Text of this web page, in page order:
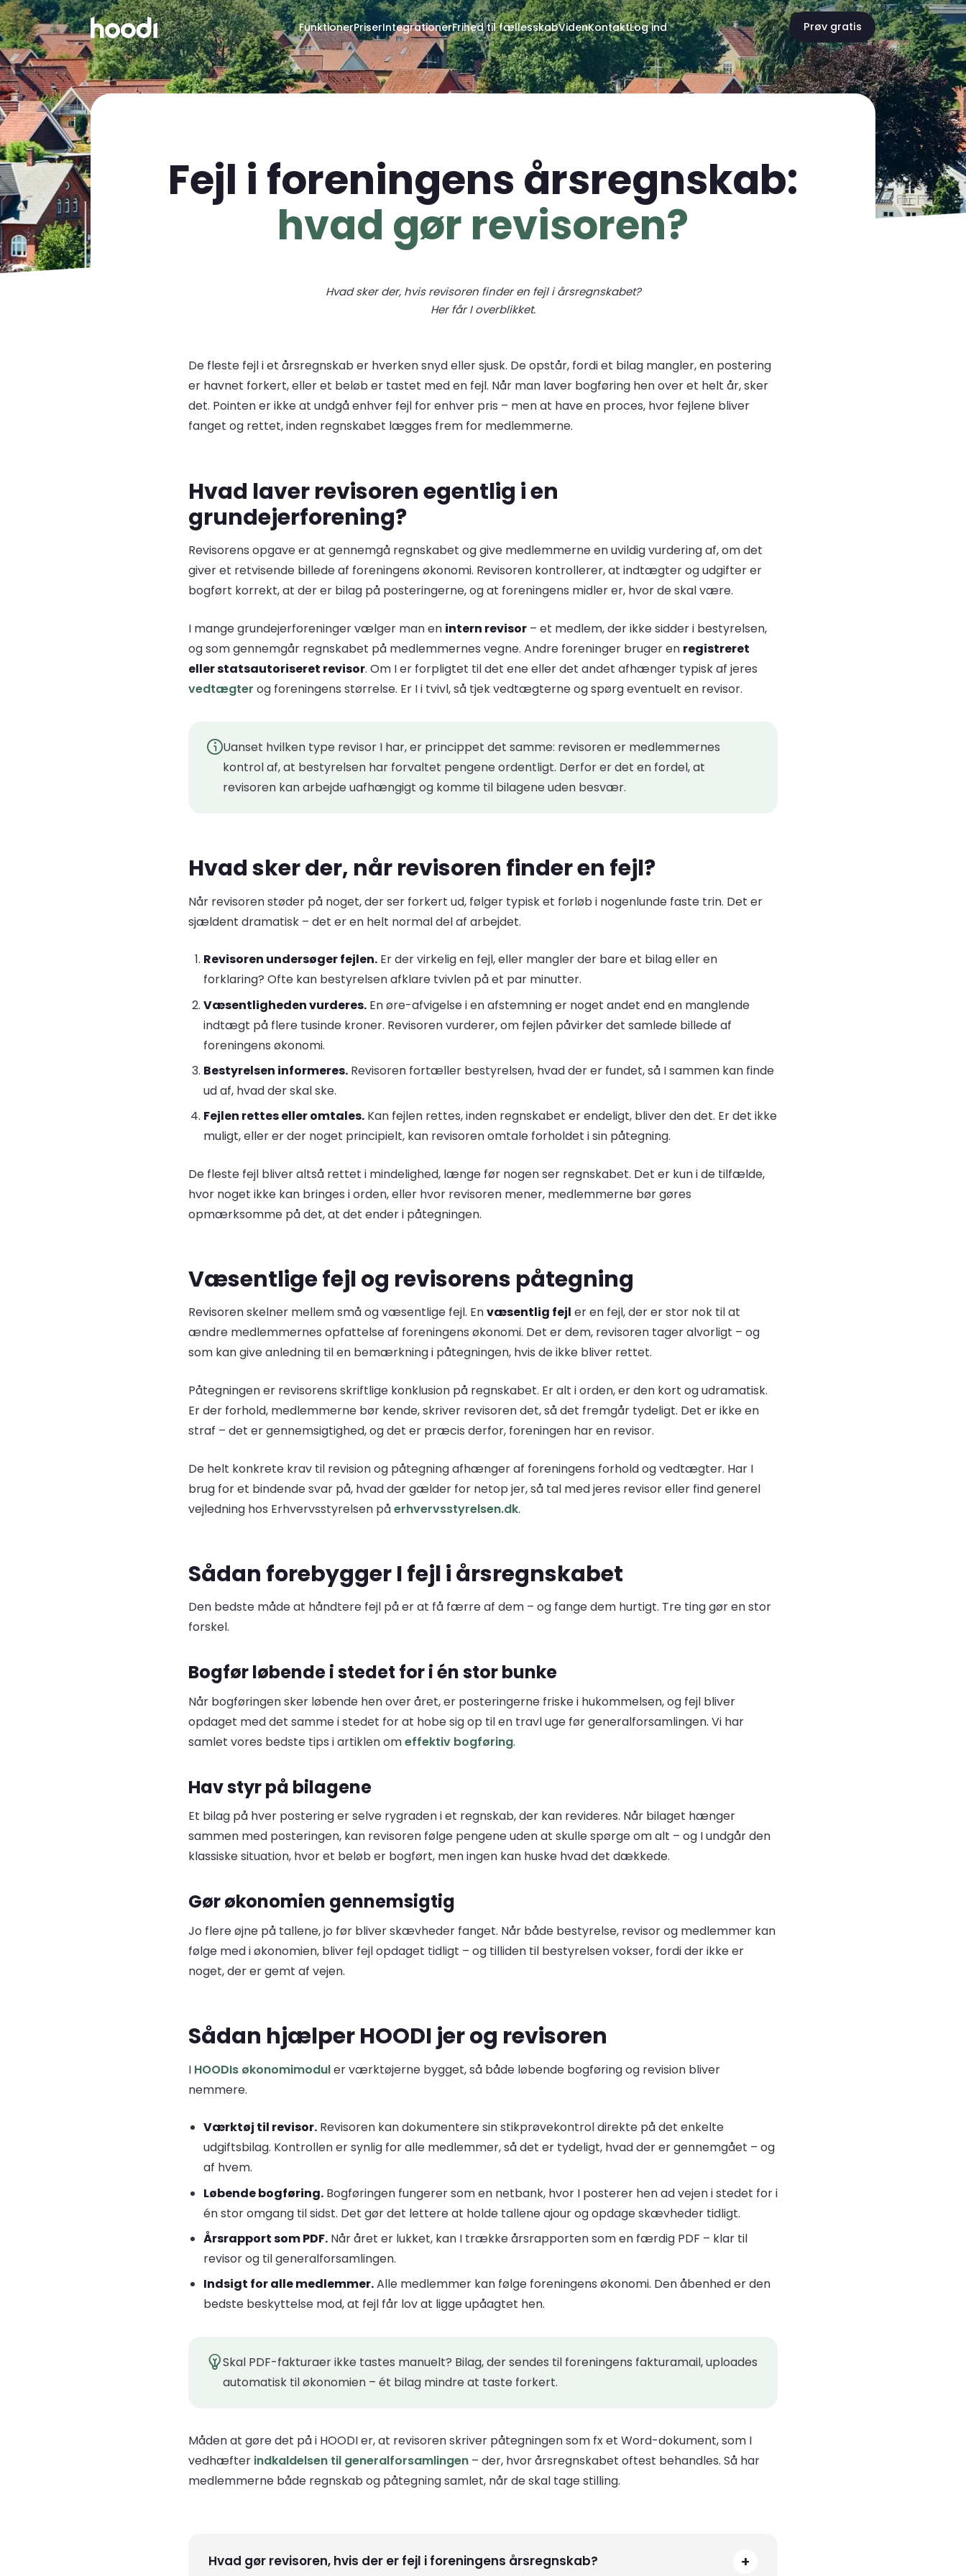
FunktionerPriserIntegrationerFrihed til fællesskabVidenKontaktLog ind Prøv gratis
Fejl i foreningens årsregnskab:
hvad gør revisoren?
Hvad sker der, hvis revisoren finder en fejl i årsregnskabet?
Her får I overblikket.
De fleste fejl i et årsregnskab er hverken snyd eller sjusk. De opstår, fordi et bilag mangler, en postering
er havnet forkert, eller et beløb er tastet med en fejl. Når man laver bogføring hen over et helt år, sker
det. Pointen er ikke at undgå enhver fejl for enhver pris – men at have en proces, hvor fejlene bliver
fanget og rettet, inden regnskabet lægges frem for medlemmerne.
Hvad laver revisoren egentlig i en
grundejerforening?
Revisorens opgave er at gennemgå regnskabet og give medlemmerne en uvildig vurdering af, om det
giver et retvisende billede af foreningens økonomi. Revisoren kontrollerer, at indtægter og udgifter er
bogført korrekt, at der er bilag på posteringerne, og at foreningens midler er, hvor de skal være.
I mange grundejerforeninger vælger man en intern revisor – et medlem, der ikke sidder i bestyrelsen,
og som gennemgår regnskabet på medlemmernes vegne. Andre foreninger bruger en registreret
eller statsautoriseret revisor. Om I er forpligtet til det ene eller det andet afhænger typisk af jeres
vedtægter og foreningens størrelse. Er I i tvivl, så tjek vedtægterne og spørg eventuelt en revisor.
Uanset hvilken type revisor I har, er princippet det samme: revisoren er medlemmernes
kontrol af, at bestyrelsen har forvaltet pengene ordentligt. Derfor er det en fordel, at
revisoren kan arbejde uafhængigt og komme til bilagene uden besvær.
Hvad sker der, når revisoren finder en fejl?
Når revisoren støder på noget, der ser forkert ud, følger typisk et forløb i nogenlunde faste trin. Det er
sjældent dramatisk – det er en helt normal del af arbejdet.
Revisoren undersøger fejlen.Er der virkelig en fejl, eller mangler der bare et bilag eller en
forklaring? Ofte kan bestyrelsen afklare tvivlen på et par minutter.
Væsentligheden vurderes.En øre-afvigelse i en afstemning er noget andet end en manglende
indtægt på flere tusinde kroner. Revisoren vurderer, om fejlen påvirker det samlede billede af
foreningens økonomi.
Bestyrelsen informeres.Revisoren fortæller bestyrelsen, hvad der er fundet, så I sammen kan finde
ud af, hvad der skal ske.
Fejlen rettes eller omtales.Kan fejlen rettes, inden regnskabet er endeligt, bliver den det. Er det ikke
muligt, eller er der noget principielt, kan revisoren omtale forholdet i sin påtegning.
De fleste fejl bliver altså rettet i mindelighed, længe før nogen ser regnskabet. Det er kun i de tilfælde,
hvor noget ikke kan bringes i orden, eller hvor revisoren mener, medlemmerne bør gøres
opmærksomme på det, at det ender i påtegningen.
Væsentlige fejl og revisorens påtegning
Revisoren skelner mellem små og væsentlige fejl. Envæsentlig fejl er en fejl, der er stor nok til at
ændre medlemmernes opfattelse af foreningens økonomi. Det er dem, revisoren tager alvorligt – og
som kan give anledning til en bemærkning i påtegningen, hvis de ikke bliver rettet.
Påtegningen er revisorens skriftlige konklusion på regnskabet. Er alt i orden, er den kort og udramatisk.
Er der forhold, medlemmerne bør kende, skriver revisoren det, så det fremgår tydeligt. Det er ikke en
straf – det er gennemsigtighed, og det er præcis derfor, foreningen har en revisor.
De helt konkrete krav til revision og påtegning afhænger af foreningens forhold og vedtægter. Har I
brug for et bindende svar på, hvad der gælder for netop jer, så tal med jeres revisor eller find generel
vejledning hos Erhvervsstyrelsen påerhvervsstyrelsen.dk.
Sådan forebygger I fejl i årsregnskabet
Den bedste måde at håndtere fejl på er at få færre af dem – og fange dem hurtigt. Tre ting gør en stor
forskel.
Bogfør løbende i stedet for i én stor bunke
Når bogføringen sker løbende hen over året, er posteringerne friske i hukommelsen, og fejl bliver
opdaget med det samme i stedet for at hobe sig op til en travl uge før generalforsamlingen. Vi har
samlet vores bedste tips i artiklen omeffektiv bogføring.
Hav styr på bilagene
Et bilag på hver postering er selve rygraden i et regnskab, der kan revideres. Når bilaget hænger
sammen med posteringen, kan revisoren følge pengene uden at skulle spørge om alt – og I undgår den
klassiske situation, hvor et beløb er bogført, men ingen kan huske hvad det dækkede.
Gør økonomien gennemsigtig
Jo flere øjne på tallene, jo før bliver skævheder fanget. Når både bestyrelse, revisor og medlemmer kan
følge med i økonomien, bliver fejl opdaget tidligt – og tilliden til bestyrelsen vokser, fordi der ikke er
noget, der er gemt af vejen.
Sådan hjælper HOODI jer og revisoren
I HOODIs økonomimoduler værktøjerne bygget, så både løbende bogføring og revision bliver
nemmere.
Værktøj til revisor.Revisoren kan dokumentere sin stikprøvekontrol direkte på det enkelte
udgiftsbilag. Kontrollen er synlig for alle medlemmer, så det er tydeligt, hvad der er gennemgået – og
af hvem.
Løbende bogføring.Bogføringen fungerer som en netbank, hvor I posterer hen ad vejen i stedet for i
én stor omgang til sidst. Det gør det lettere at holde tallene ajour og opdage skævheder tidligt.
Årsrapport som PDF.Når året er lukket, kan I trække årsrapporten som en færdig PDF – klar til
revisor og til generalforsamlingen.
Indsigt for alle medlemmer.Alle medlemmer kan følge foreningens økonomi. Den åbenhed er den
bedste beskyttelse mod, at fejl får lov at ligge upåagtet hen.
Skal PDF-fakturaer ikke tastes manuelt? Bilag, der sendes til foreningens fakturamail, uploades
automatisk til økonomien – ét bilag mindre at taste forkert.
Måden at gøre det på i HOODI er, at revisoren skriver påtegningen som fx et Word-dokument, som I
vedhæfter indkaldelsen til generalforsamlingen – der, hvor årsregnskabet oftest behandles. Så har
medlemmerne både regnskab og påtegning samlet, når de skal tage stilling.
Hvad gør revisoren, hvis der er fejl i foreningens årsregnskab? +